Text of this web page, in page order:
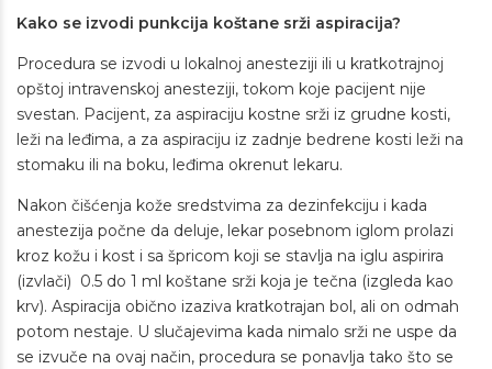
Kako se izvodi punkcija koštane srži aspiracija?
Procedura se izvodi u lokalnoj anesteziji ili u kratkotrajnoj
opštoj intravenskoj anesteziji, tokom koje pacijent nije
svestan. Pacijent, za aspiraciju kostne srži iz grudne kosti,
leži na leđima, a za aspiraciju iz zadnje bedrene kosti leži na
stomaku ili na boku, leđima okrenut lekaru.
Nakon čišćenja kože sredstvima za dezinfekciju i kada
anestezija počne da deluje, lekar posebnom iglom prolazi
kroz kožu i kost i sa špricom koji se stavlja na iglu aspirira
(izvlači) 0.5 do 1 ml koštane srži koja je tečna (izgleda kao
krv). Aspiracija obično izaziva kratkotrajan bol, ali on odmah
potom nestaje. U slučajevima kada nimalo srži ne uspe da
se izvuče na ovaj način, procedura se ponavlja tako što se